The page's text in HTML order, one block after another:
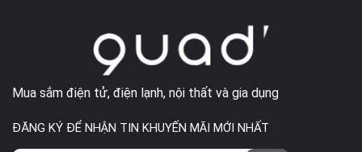
Mua sắm điện tử, điện lạnh, nội thất và gia dụng
ĐĂNG KÝ ĐỂ NHẬN TIN KHUYẾN MÃI MỚI NHẤT